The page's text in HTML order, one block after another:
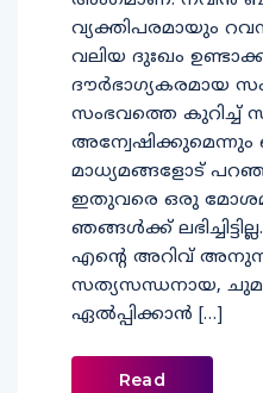
വ്യക്തിപരമായും
വലിയ ദുഃഖം
ദൗര്‍ഭാഗ്യകരമായ
സംഭവത്തെ കുറിച്ച്
അന്വേഷിക്കുമെന്നും
മാധ്യമങ്ങളോട്
ഇതുവരെ ഒരു
ഞങ്ങള്‍ക്ക്
എന്റെ അറിവ്
സത്യസന്ധനായ,
ഏല്‍പ്പിക്കാന്‍ […]
Read